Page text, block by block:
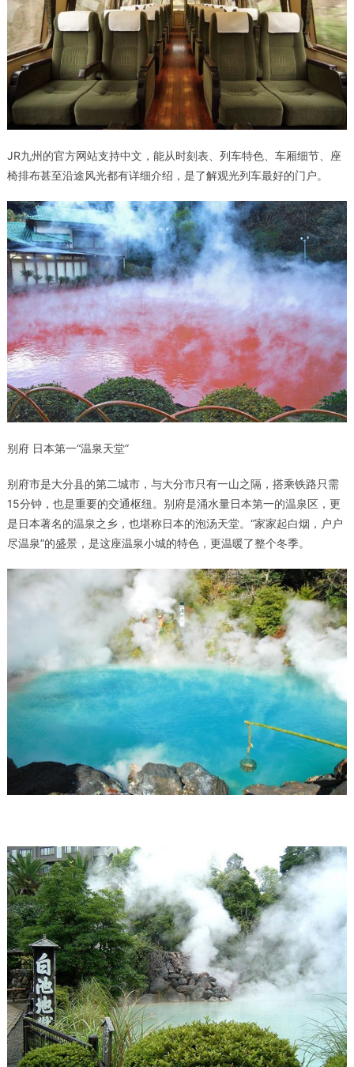
JR九州的官方网站支持中文，能从时刻表、列车特色、车厢细节、座
椅排布甚至沿途风光都有详细介绍，是了解观光列车最好的门户。
别府 日本第一“温泉天堂”
别府市是大分县的第二城市，与大分市只有一山之隔，搭乘铁路只需
15分钟，也是重要的交通枢纽。别府是涌水量日本第一的温泉区，更
是日本著名的温泉之乡，也堪称日本的泡汤天堂。“家家起白烟，户户
尽温泉”的盛景，是这座温泉小城的特色，更温暖了整个冬季。